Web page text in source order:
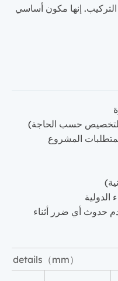
التركيب. إنها مكون أساسي
للتخصيص حسب الحاجة)
المشروع
الدولية
حدوث أي ضرر أثناء
details（mm）